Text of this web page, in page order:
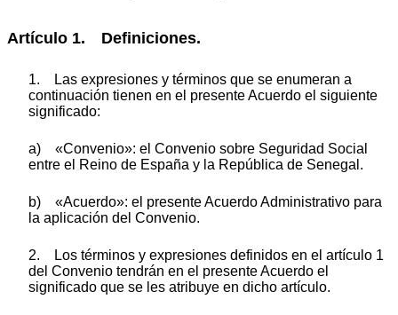
Artículo 1. Definiciones.
1. Las expresiones y términos que se enumeran a
continuación tienen en el presente Acuerdo el siguiente
significado:
a) «Convenio»: el Convenio sobre Seguridad Social
entre el Reino de España y la República de Senegal.
b) «Acuerdo»: el presente Acuerdo Administrativo para
la aplicación del Convenio.
2. Los términos y expresiones definidos en el artículo 1
del Convenio tendrán en el presente Acuerdo el
significado que se les atribuye en dicho artículo.